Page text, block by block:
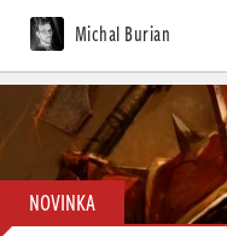
Michal Burian
NOVINKA